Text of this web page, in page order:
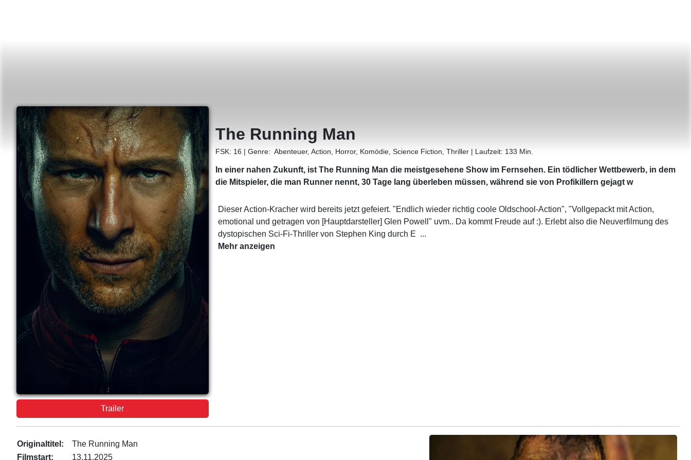
Trailer
The Running Man
FSK: 16| Genre: Abenteuer, Action, Horror, Komödie, Science Fiction, Thriller | Laufzeit: 133 Min.
In einer nahen Zukunft, ist The Running Man die meistgesehene Show im Fernsehen. Ein tödlicher Wettbewerb, in dem
die Mitspieler, die man Runner nennt, 30 Tage lang überleben müssen, während sie von Profikillern gejagt w
Dieser Action-Kracher wird bereits jetzt gefeiert. "Endlich wieder richtig coole Oldschool-Action", "Vollgepackt mit Action,
emotional und getragen von [Hauptdarsteller] Glen Powell" uvm.. Da kommt Freude auf :). Erlebt also die Neuverfilmung des
dystopischen Sci-Fi-Thriller von Stephen King durch E ...
Mehr anzeigen
Originaltitel:
The Running Man
Filmstart:
13.11.2025